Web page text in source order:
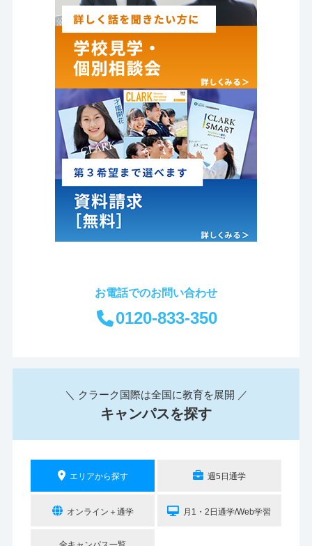
お電話でのお問い合わせ
0120-833-350
＼ クラーク国際は全国に教育を展開 ／
キャンパスを探す
エリアから探す 週5日通学
オンライン＋通学 月1・2日通学/Web学習